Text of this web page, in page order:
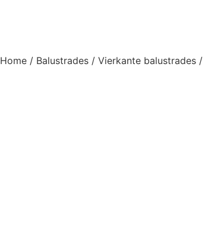
Home / Balustrades / Vierkante balustrades /